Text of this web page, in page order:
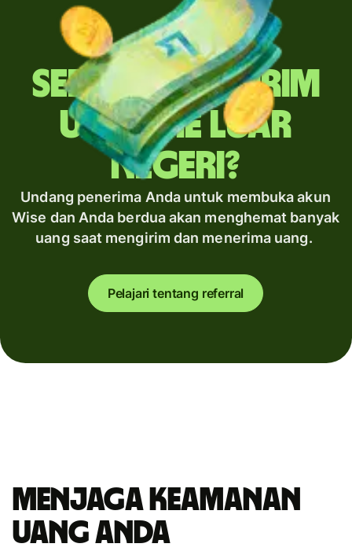
Sering mengirim
uang ke luar
negeri?
Undang penerima Anda untuk membuka akun
Wise dan Anda berdua akan menghemat banyak
uang saat mengirim dan menerima uang.
Pelajari tentang referral
Menjaga keamanan
uang Anda